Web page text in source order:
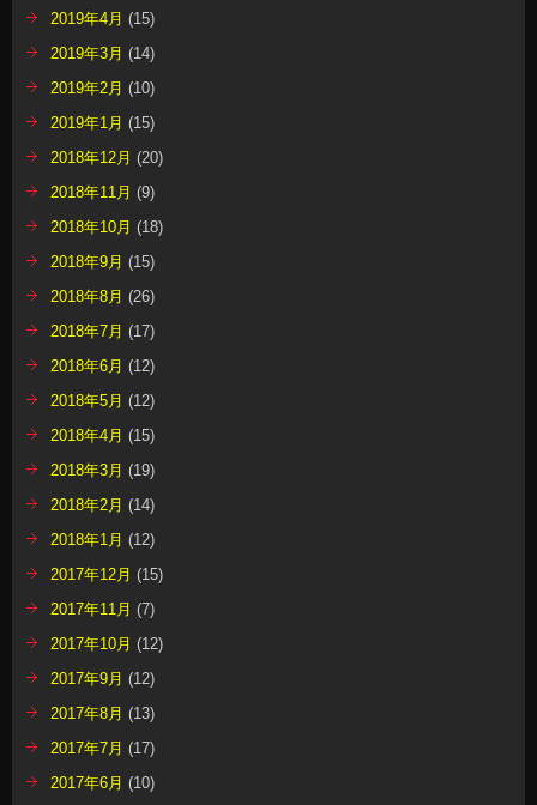
2019年4月 (15)
2019年3月 (14)
2019年2月 (10)
2019年1月 (15)
2018年12月 (20)
2018年11月 (9)
2018年10月 (18)
2018年9月 (15)
2018年8月 (26)
2018年7月 (17)
2018年6月 (12)
2018年5月 (12)
2018年4月 (15)
2018年3月 (19)
2018年2月 (14)
2018年1月 (12)
2017年12月 (15)
2017年11月 (7)
2017年10月 (12)
2017年9月 (12)
2017年8月 (13)
2017年7月 (17)
2017年6月 (10)